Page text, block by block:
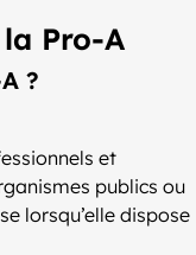
Pro-A
?
et
publics ou
lorsqu’elle dispose